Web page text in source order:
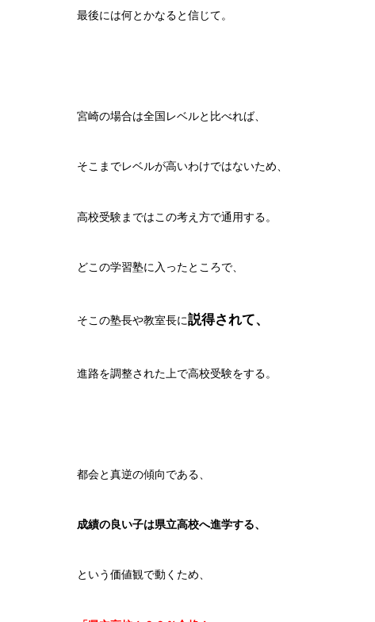
最後には何とかなると信じて。
宮崎の場合は全国レベルと比べれば、
そこまでレベルが高いわけではないため、
高校受験まではこの考え方で通用する。
どこの学習塾に入ったところで、
そこの塾長や教室長に説得されて、
進路を調整された上で高校受験をする。
都会と真逆の傾向である、
成績の良い子は県立高校へ進学する、
という価値観で動くため、